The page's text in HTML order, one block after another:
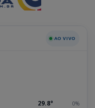
AO VIVO
29.8° 0%